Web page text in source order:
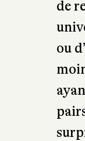
de
ou